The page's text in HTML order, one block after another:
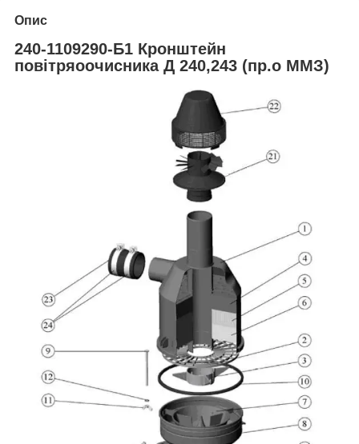
Опис
240-1109290-Б1 Кронштейн
повітряоочисника Д 240,243 (пр.о ММЗ)